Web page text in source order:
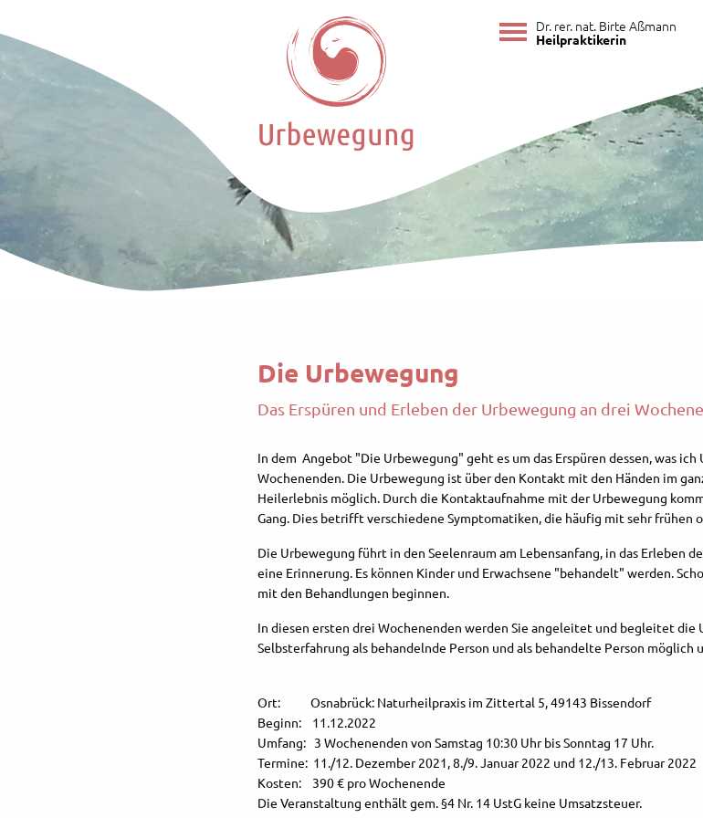
Dr. rer. nat. Birte Aßmann
Heilpraktikerin
Die Urbewegung
Das Erspüren und Erleben der Urbewegung an drei
In dem Angebot "Die Urbewegung" geht es um das Erspüren dessen, was ich
Wochenenden. Die Urbewegung ist über den Kontakt mit den Händen im
Heilerlebnis möglich. Durch die Kontaktaufnahme mit der Urbewegung
Gang. Dies betrifft verschiedene Symptomatiken, die häufig mit sehr frühen
Die Urbewegung führt in den Seelenraum am Lebensanfang, in das Erleben
eine Erinnerung. Es können Kinder und Erwachsene "behandelt" werden.
mit den Behandlungen beginnen.
In diesen ersten drei Wochenenden werden Sie angeleitet und begleitet die
Selbsterfahrung als behandelnde Person und als behandelte Person
Ort: Osnabrück: Naturheilpraxis im Zittertal 5, 49143 Bissendorf
Beginn: 11.12.2022
Umfang: 3 Wochenenden von Samstag 10:30 Uhr bis Sonntag 17 Uhr.
Termine: 11./12. Dezember 2021, 8./9. Januar 2022 und 12./13. Februar 2022
Kosten: 390 € pro Wochenende
Die Veranstaltung enthält gem. §4 Nr. 14 UstG keine Umsatzsteuer.